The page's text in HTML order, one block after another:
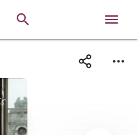
 